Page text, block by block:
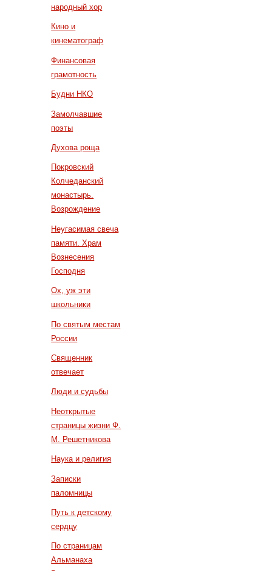
народный хор
Кино и
кинематограф
Финансовая
грамотность
Будни НКО
Замолчавшие
поэты
Духова роща
Покровский
Колчеданский
монастырь.
Возрождение
Неугасимая свеча
памяти. Храм
Вознесения
Господня
Ох, уж эти
школьники
По святым местам
России
Священник
отвечает
Люди и судьбы
Неоткрытые
страницы жизни Ф.
М. Решетникова
Наука и религия
Записки
паломницы
Путь к детскому
сердцу
По страницам
Альманаха